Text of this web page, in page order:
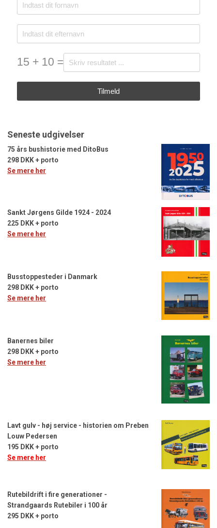
15 + 10 =
Tilmeld
Seneste udgivelser
75 års bushistorie med DitoBus
298 DKK + porto
Se mere her
Sankt Jørgens Gilde 1924 - 2024
225 DKK + porto
Se mere her
Busstoppesteder i Danmark
298 DKK + porto
Se mere her
Banernes biler
298 DKK + porto
Se mere her
Lavt gulv - høj service - historien om Preben
Louw Pedersen
195 DKK + porto
Se mere her
Rutebildrift i fire generationer -
Strandgaards Rutebiler i 100 år
295 DKK + porto